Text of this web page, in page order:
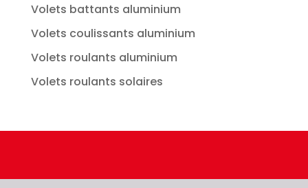
Volets battants aluminium
Volets coulissants aluminium
Volets roulants aluminium
Volets roulants solaires